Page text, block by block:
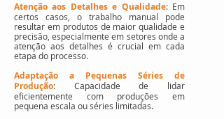
Atenção aos Detalhes e Qualidade: Em
certos casos, o trabalho manual pode
resultar em produtos de maior qualidade e
precisão, especialmente em setores onde a
atenção aos detalhes é crucial em cada
etapa do processo.
Adaptação a Pequenas Séries de
Produção: Capacidade de lidar
eficientemente com produções em
pequena escala ou séries limitadas.